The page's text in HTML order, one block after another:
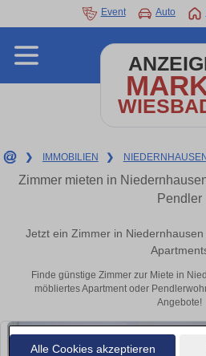
Alle Cookies akzeptieren
Event Auto
❯ IMMOBILIEN ❯ NIEDERNHAUSEN
Zimmer mieten in
Pendler
Jetzt ein Zimmer in
Finde günstige Zimmer zur Miete in
möbliertes Apartment oder
Angebote!